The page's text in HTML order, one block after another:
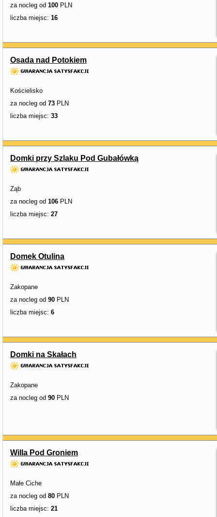
za nocleg od 100 PLN
liczba miejsc: 16
Osada nad Potokiem
Kościelisko
za nocleg od 73 PLN
liczba miejsc: 33
Domki przy Szlaku Pod Gubałówką
Ząb
za nocleg od 106 PLN
liczba miejsc: 27
Domek Otulina
Zakopane
za nocleg od 90 PLN
liczba miejsc: 6
Domki na Skałach
Zakopane
za nocleg od 90 PLN
Willa Pod Groniem
Małe Ciche
za nocleg od 80 PLN
liczba miejsc: 21